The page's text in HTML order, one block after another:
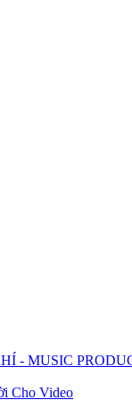
- MUSIC
Cho Video